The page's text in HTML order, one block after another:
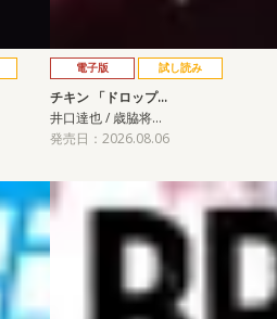
電子版 試し読み
チキン 「ドロップ…
井口達也 / 歳脇将…
発売日：2026.08.06